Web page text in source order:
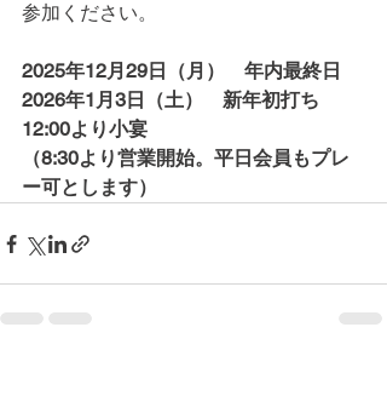
参加ください。
2025年12月29日（月）　年内最終日
2026年1月3日（土）　新年初打ち
12:00より小宴
（8:30より営業開始。平日会員もプレ
ー可とします）